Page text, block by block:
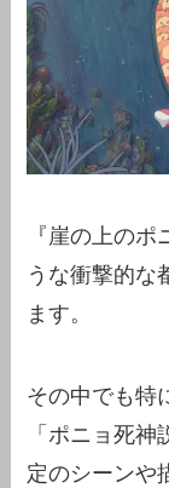
『崖の上の
うな衝撃的な
ます。
その中でも特
「ポニョ死
定のシーンや